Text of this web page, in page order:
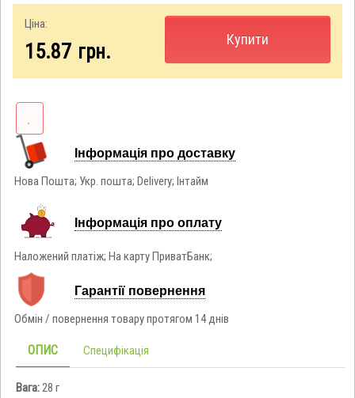
Ціна:
15.87 грн.
Купити
Інформація про доставку
Нова Пошта; Укр. пошта; Delivery; Інтайм
Інформація про оплату
Наложений платіж; На карту ПриватБанк;
Гарантії повернення
Обмін / повернення товару протягом 14 днів
ОПИС Специфікація
Вага: 28 г